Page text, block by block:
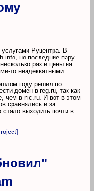
услугами Руцентра. В
но последние пару
раз и цены на
то неадекватными.
году решил по
домен в reg.ru, так как
чем в nic.ru. И вот в этом
сравнялись и за
выходить почти в